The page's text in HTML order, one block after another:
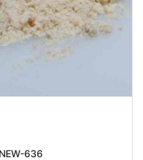
NEW-636